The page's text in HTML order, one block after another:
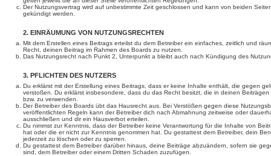
Der Nutzungsvertrag wird auf unbestimmte Zeit geschlossen und kann von beiden
gekündigt werden.
2. EINRÄUMUNG VON NUTZUNGSRECHTEN
Mit dem Erstellen eines Beitrags erteilst du dem Betreiber ein einfaches, zeitlich und
Recht, deinen Beitrag im Rahmen des Boards zu nutzen.
Das Nutzungsrecht nach Punkt 2, Unterpunkt a bleibt auch nach Kündigung des
3. PFLICHTEN DES NUTZERS
Du erklärst mit der Erstellung eines Beitrags, dass er keine Inhalte enthält, die gegen
verstoßen. Du erklärst insbesondere, dass du das Recht besitzt, die in deinen
bzw. zu verwenden.
Der Betreiber des Boards übt das Hausrecht aus. Bei Verstößen gegen diese
veröffentlichten Regeln kann der Betreiber dich nach Abmahnung zeitweise oder
ausschließen und dir ein Hausverbot erteilen.
Du nimmst zur Kenntnis, dass der Betreiber keine Verantwortung für die Inhalte von
hat oder die er nicht zur Kenntnis genommen hat. Du gestattest dem Betreiber, dein
jederzeit zu löschen oder zu sperren.
Du gestattest dem Betreiber darüber hinaus, deine Beiträge abzuändern, sofern sie
sind, dem Betreiber oder einem Dritten Schaden zuzufügen.